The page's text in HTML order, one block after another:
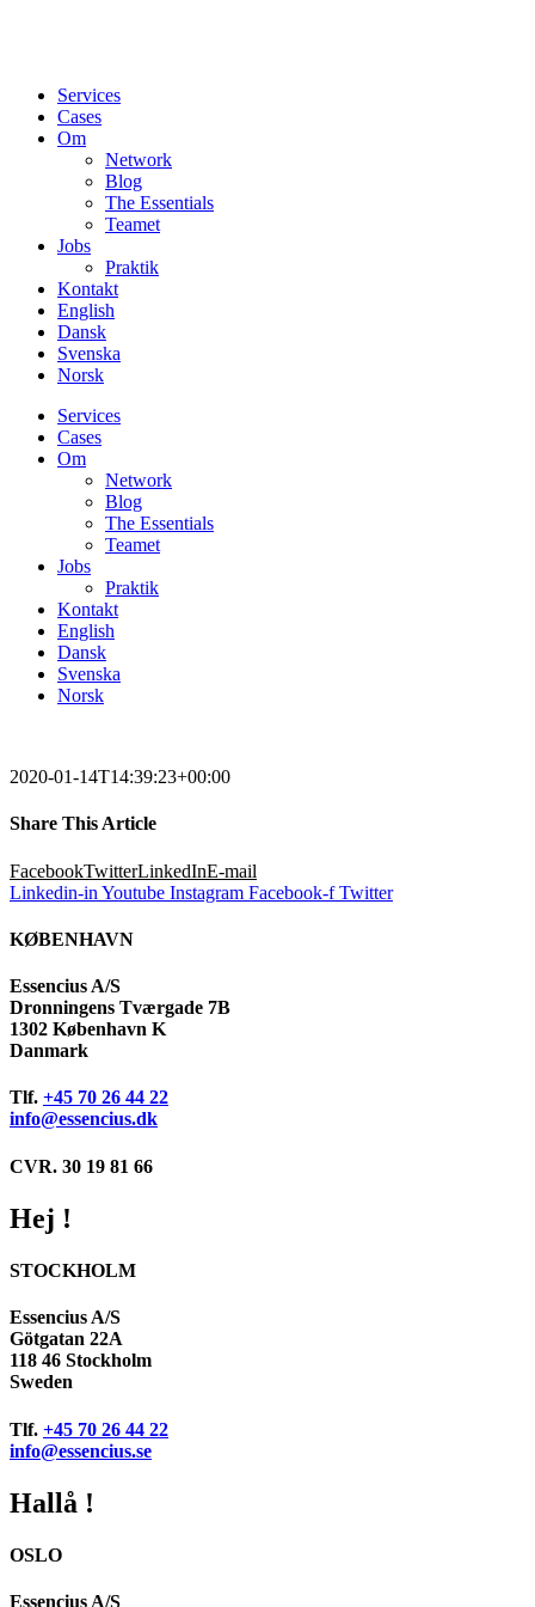
Services
Cases
Om
Network
Blog
The Essentials
Teamet
Jobs
Praktik
Kontakt
English
Dansk
Svenska
Norsk
Services
Cases
Om
Network
Blog
The Essentials
Teamet
Jobs
Praktik
Kontakt
English
Dansk
Svenska
Norsk
2020-01-14T14:39:23+00:00
Share This Article
FacebookTwitterLinkedInE-mail
Linkedin-in Youtube Instagram Facebook-f Twitter
KØBENHAVN
Essencius A/S
Dronningens Tværgade 7B
1302 København K
Danmark
Tlf. +45 70 26 44 22
info@essencius.dk
CVR. 30 19 81 66
Hej !
STOCKHOLM
Essencius A/S
Götgatan 22A
118 46 Stockholm
Sweden
Tlf. +45 70 26 44 22
info@essencius.se
Hallå !
OSLO
Essencius A/S